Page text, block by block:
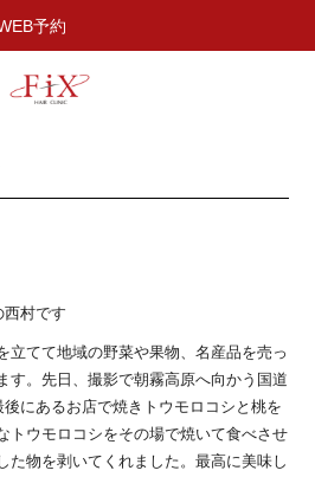
予約
西村です
立てて地域の野菜や果物、名産品を売っ
す。先日、撮影で朝霧高原へ向かう国道
にあるお店で焼きトウモロコシと桃を
トウモロコシをその場で焼いて食べさせ
た物を剥いてくれました。最高に美味し